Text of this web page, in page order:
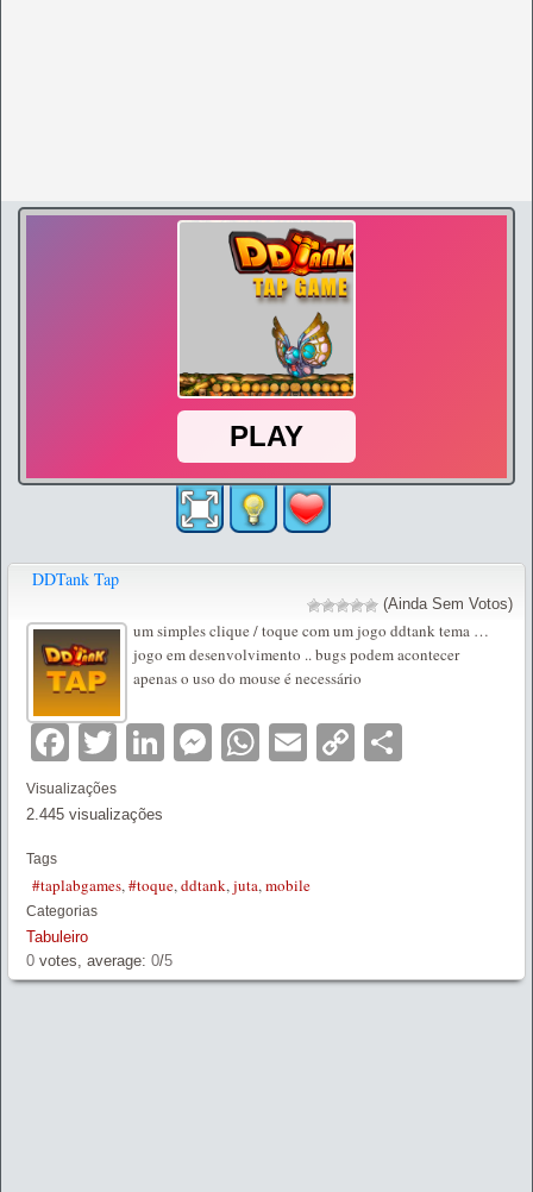
DDTank Tap
(Ainda Sem Votos)
um simples clique / toque com um jogo ddtank tema …
jogo em desenvolvimento .. bugs podem acontecer
apenas o uso do mouse é necessário
Facebook
TwitterLinkedIn
Messenger
WhatsApp
EmailCopy
Visualizações
2.445 visualizações
Tags
#taplabgames,#toque,ddtank,juta,mobile
Categorias
Tabuleiro
0 votes, average: 0/5